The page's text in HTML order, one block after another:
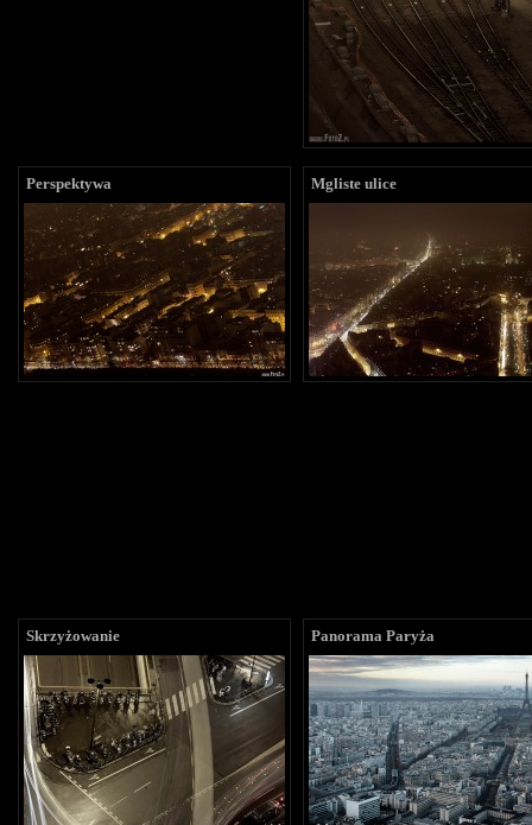
Perspektywa Mgliste ulice
Skrzyżowanie Panorama Paryża